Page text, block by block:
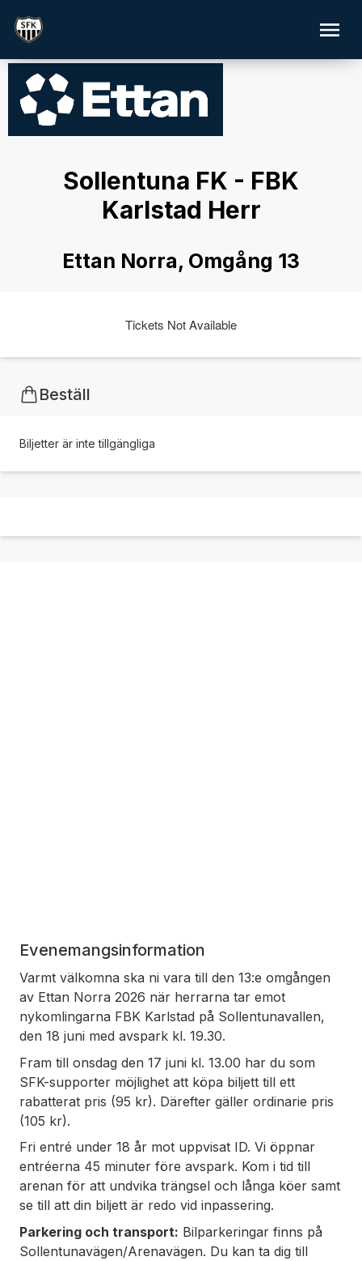
Sollentuna FK - FBK
Karlstad Herr
Ettan Norra, Omgång 13
Tickets Not Available
Beställ
Biljetter är inte tillgängliga
Evenemangsinformation
Varmt välkomna ska ni vara till den 13:e omgången
av Ettan Norra 2026 när herrarna tar emot
nykomlingarna FBK Karlstad på Sollentunavallen,
den 18 juni med avspark kl. 19.30.
Fram till onsdag den 17 juni kl. 13.00 har du som
SFK-supporter möjlighet att köpa biljett till ett
rabatterat pris (95 kr). Därefter gäller ordinarie pris
(105 kr).
Fri entré under 18 år mot uppvisat ID. Vi öppnar
entréerna 45 minuter före avspark. Kom i tid till
arenan för att undvika trängsel och långa köer samt
se till att din biljett är redo vid inpassering.
Parkering och transport: Bilparkeringar finns på
Sollentunavägen/Arenavägen. Du kan ta dig till